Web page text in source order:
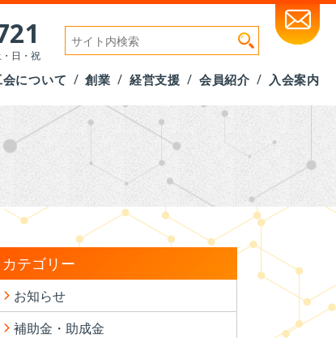
日・祝
検
索:
について 創業 経営支援 会員紹介 入会案内
カテゴリー
お知らせ
補助金・助成金